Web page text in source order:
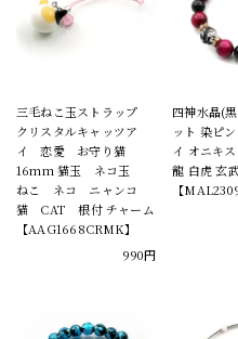
三毛ねこ玉ストラップ
クリスタルキャッツア
イ 恋愛 お守り猫
16mm 猫玉 ネコ玉
ねこ ネコ ニャンコ
猫 CAT 根付 チャーム
【AAG1668CRMK】
990円
四神水晶(
ット 染ピ
イ オニキ
龍 白虎 玄
【